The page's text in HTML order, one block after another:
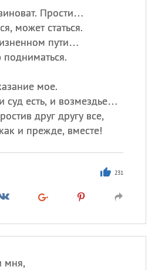
Прости…
может статься.
пути…
мое.
есть, и возмездье…
друг другу все,
и прежде, вместе!
231
мня,